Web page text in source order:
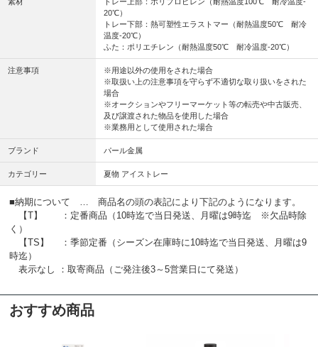
20℃）
トレー下部：熱可塑性エラストマー（耐熱温度50℃ 耐冷
温度-20℃）
ふた：ポリエチレン（耐熱温度50℃ 耐冷温度-20℃）
注意事項
※用途以外の使用をされた場合
※取扱い上の注意事項を守らず不適切な取り扱いをされた
場合
※オークションやフリーマーケット等の転売や中古販売、
及び譲渡された物品を使用した場合
※業務用として使用された場合
ブランド パール金属
カテゴリー 夏物 アイストレー
■納期について … 商品名の頭の表記により下記のようになります。
【T】 ：定番商品（10時迄で当日発送、月曜は9時迄 ※欠品時除
く）
【TS】 ：季節定番（シーズン在庫時に10時迄で当日発送、月曜は9
時迄）
表示なし ：取寄商品（ご発注後3～5営業日にて発送）
おすすめ商品